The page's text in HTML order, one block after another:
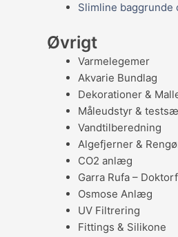
Slimline baggrunde
Øvrigt
Varmelegemer
Akvarie Bundlag
Dekorationer &
Måleudstyr &
Vandtilberedning
Algefjerner &
CO2 anlæg
Garra Rufa –
Osmose Anlæg
UV Filtrering
Fittings & Silikone